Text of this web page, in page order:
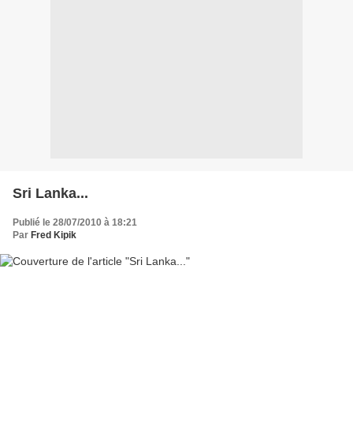
Sri Lanka...
Publié le 28/07/2010 à 18:21
Par Fred Kipik